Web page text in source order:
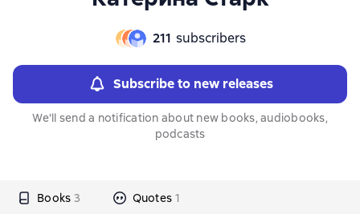
211 subscribers
Subscribe to new releases
We'll send a notification about new books, audiobooks,
podcasts
Books 3 Quotes 1